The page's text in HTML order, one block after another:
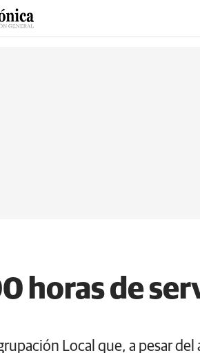
DEPORTES OPINIÓN
horas de
Local que, a pesar